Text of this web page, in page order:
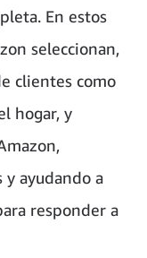
En estos
seleccionan,
clientes como
hogar, y
y ayudando a
responder a